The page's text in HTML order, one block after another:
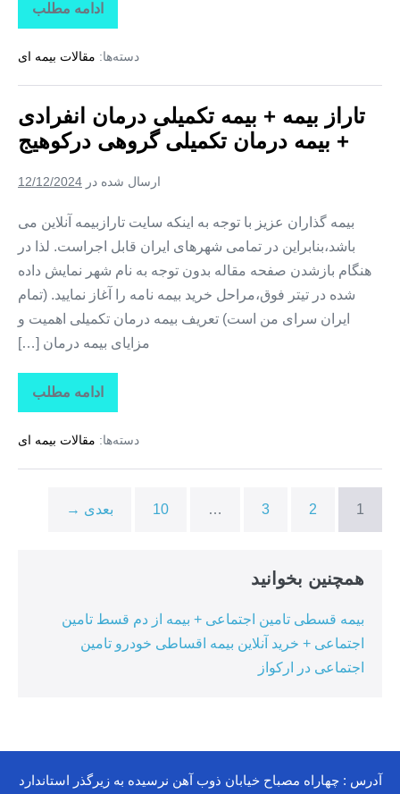
ادامه مطلب
تاراز
بیمه
بیمه
درمان
+
بیمه
درمان
تکمیلی
در
دسته‌ها: مقالات بیمه ای
تاراز بیمه + بیمه تکمیلی درمان انفرادی
+ بیمه درمان تکمیلی گروهی درکوهیج
ارسال شده در 12/12/2024
بیمه گذاران عزیز با توجه به اینکه سایت تارازبیمه آنلاین می
باشد،بنابراین در تمامی شهرهای ایران قابل اجراست. لذا در
هنگام بازشدن صفحه مقاله بدون توجه به نام شهر نمایش داده
شده در تیتر فوق،مراحل خرید بیمه نامه را آغاز نمایید. (تمام
ایران سرای من است) تعریف بیمه درمان تکمیلی اهمیت و
مزایای بیمه درمان […]
ادامه مطلب
تاراز
بیمه
بیمه
درمان
بیمه
دسته‌ها: مقالات بیمه ای
1
2
3
…
10 بعدی →
همچنین بخوانید
بیمه قسطی تامین اجتماعی + بیمه از دم قسط تامین
اجتماعی + خرید آنلاین بیمه اقساطی خودرو تامین
اجتماعی در ارکواز
آدرس : چهاراه مصباح خیابان ذوب آهن نرسیده به زیرگذر استاندارد